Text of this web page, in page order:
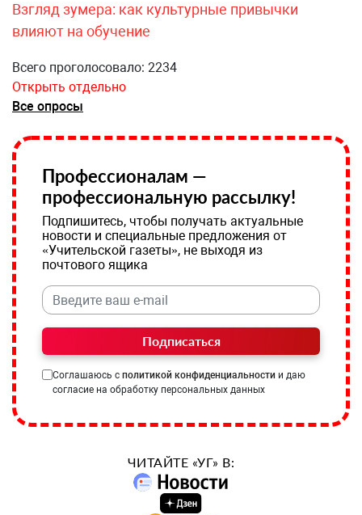
Взгляд зумера: как культурные привычки
влияют на обучение
Всего проголосовало: 2234
Открыть отдельно
Все опросы
Профессионалам —
профессиональную рассылку!
Подпишитесь, чтобы получать актуальные
новости и специальные предложения от
«Учительской газеты», не выходя из
почтового ящика
Подписаться
Соглашаюсь с политикой конфиденциальности и даю
согласие на обработку персональных данных
ЧИТАЙТЕ «УГ» В: